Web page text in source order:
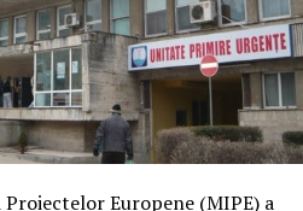
Europene (MIPE) a